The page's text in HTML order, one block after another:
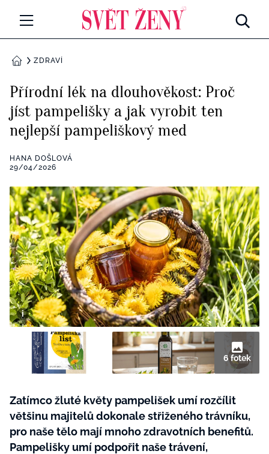
Všechny kategorie
Rozhovory
RETROHUBKY
Všechny kategorie
Seberozvoj
Všechny kategorie
Životní styl
ZÁBAVA
Všechny kategorie
Testy a kvízy
BYDLENÍ
Všechny kategorie
Tvoření
Rady a tipy
BurdaMedia
Extra
SVĚT ŽENY - 599 KČ
ROČNÍ PŘEDPLATNÉ SVĚT ŽENY +
SADA PRODUKTŮ MANA (10 ks)
DOMŮZDRAVÍ
Přírodní lék na dlouhověkost: Proč
jíst pampelišky a jak vyrobit ten
nejlepší pampeliškový med
HANA DOŠLOVÁ
29/04/2026
6 fotek
Zatímco žluté květy pampelišek umí rozčílit
většinu majitelů dokonale střiženého trávníku,
pro naše tělo mají mnoho zdravotních benefitů.
Pampelišky umí podpořit naše trávení,